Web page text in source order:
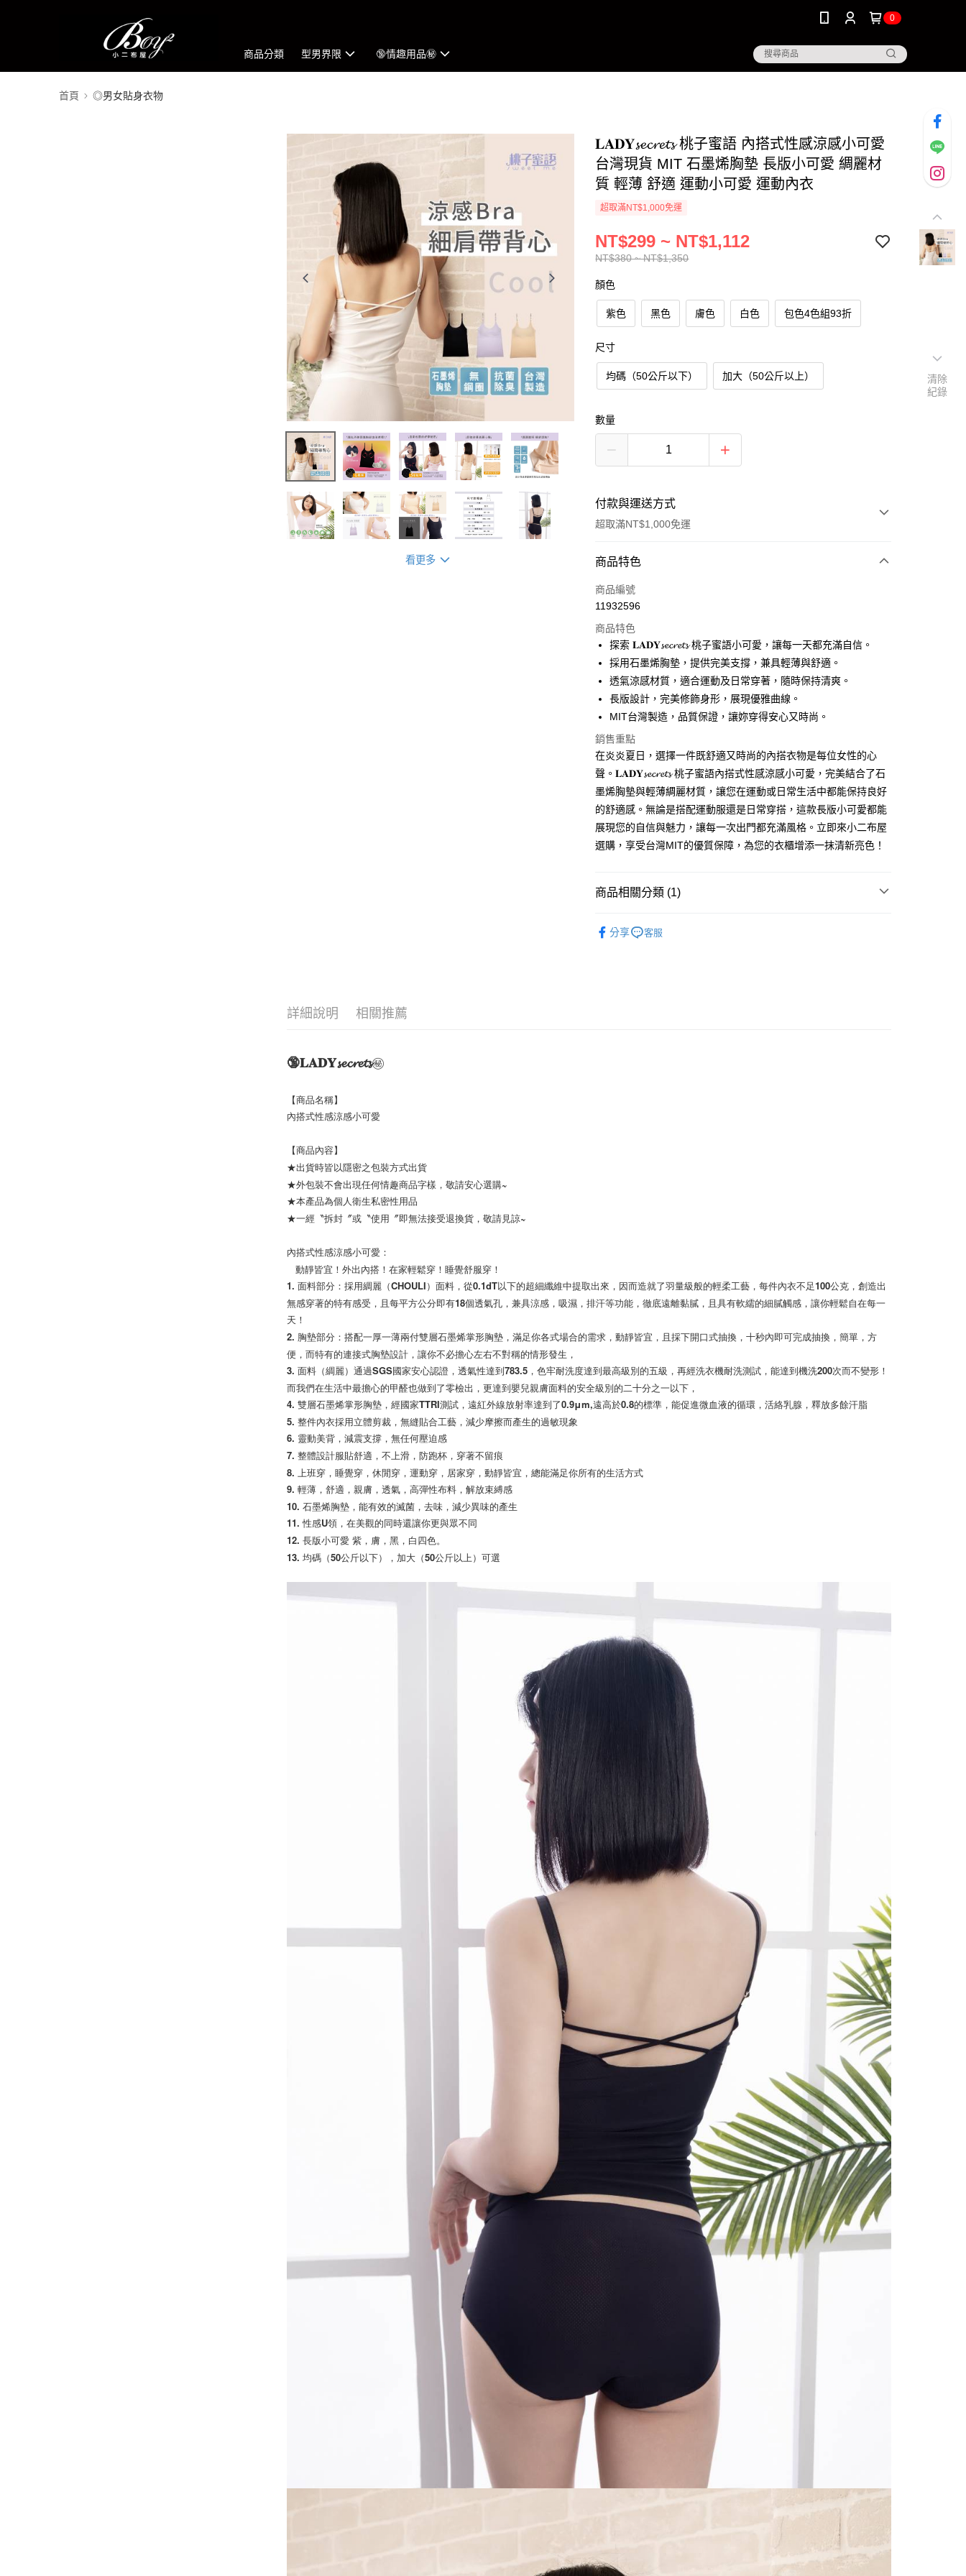
0
商品分類 型男界限 🔞情趣用品㊙︎
首頁 ◎男女貼身衣物
看更多
𝐋𝐀𝐃𝐘𝓼𝓮𝓬𝓻𝓮𝓽𝓼 桃子蜜語 內搭式性感涼感小可愛
台灣現貨 MIT 石墨烯胸墊 長版小可愛 綢麗材
質 輕薄 舒適 運動小可愛 運動內衣
超取滿NT$1,000免運
NT$380 ~ NT$1,350
NT$299 ~ NT$1,112
顏色
紫色 黑色 膚色 白色 包色4色組93折
尺寸
均碼（50公斤以下） 加大（50公斤以上）
數量
付款與運送方式
超取滿NT$1,000免運
付款方式
信用卡一次付款
LINE Pay
Apple Pay
街口支付
Google Pay
ATM付款
運送方式
全家付款取貨
每筆NT$60，滿NT$1,000(含以上)免運費
每筆NT$60，滿NT$1,000(含以上)免運費
每筆NT$60，滿NT$1,000(含以上)免運費
商品特色
商品編號
11932596
商品特色
探索 𝐋𝐀𝐃𝐘𝓼𝓮𝓬𝓻𝓮𝓽𝓼 桃子蜜語小可愛，讓每一天都充滿自信。
採用石墨烯胸墊，提供完美支撐，兼具輕薄與舒適。
透氣涼感材質，適合運動及日常穿著，隨時保持清爽。
長版設計，完美修飾身形，展現優雅曲線。
MIT台灣製造，品質保證，讓妳穿得安心又時尚。
銷售重點
在炎炎夏日，選擇一件既舒適又時尚的內搭衣物是每位女性的心
聲。𝐋𝐀𝐃𝐘𝓼𝓮𝓬𝓻𝓮𝓽𝓼 桃子蜜語內搭式性感涼感小可愛，完美結合了石
墨烯胸墊與輕薄綢麗材質，讓您在運動或日常生活中都能保持良好
的舒適感。無論是搭配運動服還是日常穿搭，這款長版小可愛都能
展現您的自信與魅力，讓每一次出門都充滿風格。立即來小二布屋
選購，享受台灣MIT的優質保障，為您的衣櫃增添一抹清新亮色！
商品相關分類 (1)
分享
客服
詳細說明 相關推薦
🔞𝐋𝐀𝐃𝐘𝓼𝓮𝓬𝓻𝓮𝓽𝓼㊙︎
【商品名稱】
內搭式性感涼感小可愛
【商品內容】
★出貨時皆以隱密之包裝方式出貨
★外包裝不會出現任何情趣商品字樣，敬請安心選購~
★本產品為個人衛生私密性用品
★一經〝拆封〞或〝使用〞即無法接受退換貨，敬請見諒~
內搭式性感涼感小可愛：
   動靜皆宜！外出內搭！在家輕鬆穿！睡覺舒服穿！
1. 面料部分：採用綢麗（CHOULI）面料，從0.1dT以下的超細纖維中提取出來，因而造就了羽量級般的輕柔工藝，每件內衣不足100公克，創造出
無感穿著的特有感受，且每平方公分即有18個透氣孔，兼具涼感，吸濕，排汗等功能，徹底遠離黏膩，且具有軟繻的細膩觸感，讓你輕鬆自在每一
天！
2. 胸墊部分：搭配一厚一薄兩付雙層石墨烯掌形胸墊，滿足你各式場合的需求，動靜皆宜，且採下開口式抽換，十秒內即可完成抽換，簡單，方
便，而特有的連接式胸墊設計，讓你不必擔心左右不對稱的情形發生，
3. 面料（綢麗）通過SGS國家安心認證，透氣性達到783.5，色牢耐洗度達到最高級別的五級，再經洗衣機耐洗測試，能達到機洗200次而不變形！
而我們在生活中最擔心的甲醛也做到了零檢出，更達到嬰兒親膚面料的安全級別的二十分之一以下，
4. 雙層石墨烯掌形胸墊，經國家TTRI測試，遠紅外線放射率達到了0.9μm,遠高於0.8的標準，能促進微血液的循環，活絡乳腺，釋放多餘汗脂
5. 整件內衣採用立體剪裁，無縫貼合工藝，減少摩擦而產生的過敏現象
6. 靈動美背，減震支撐，無任何壓迫感
7. 整體設計服貼舒適，不上滑，防跑杯，穿著不留痕
8. 上班穿，睡覺穿，休閒穿，運動穿，居家穿，動靜皆宜，總能滿足你所有的生活方式
9. 輕薄，舒適，親膚，透氣，高彈性布料，解放束縛感
10. 石墨烯胸墊，能有效的滅菌，去味，減少異味的產生
11. 性感U領，在美觀的同時還讓你更與眾不同
12. 長版小可愛 紫，膚，黑，白四色。
13. 均碼（50公斤以下），加大（50公斤以上）可選
清除
紀錄